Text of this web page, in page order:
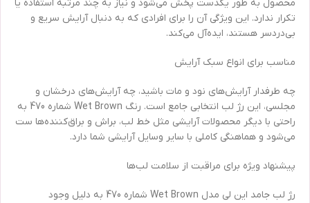
محصول به طور یکدست پخش می‌شود و نیاز به چند مرتبه استفاده یا
تکرار ندارد. این ویژگی آن را برای افرادی که به دنبال آرایش سریع و
بی‌دردسر هستند، ایده‌آل می‌کند.
مناسب برای انواع سبک آرایش
چه طرفدار آرایش‌های نود و مات باشید، چه آرایش‌های درخشان و
مجلسی، این رژ لب انتخابی جامع است. رنگ Wet Brown شماره 470 به
راحتی با دیگر محصولات آرایشی مثل خط لب، براش و براق‌کننده‌ها ست
می‌شود و هماهنگی کاملی با سایر وسایل آرایشی شما دارد.
پیشنهاد ویژه برای مراقبت از سلامت لب‌ها
رژ لب جامد این لی مدل Wet Brown شماره 470 به دلیل وجود